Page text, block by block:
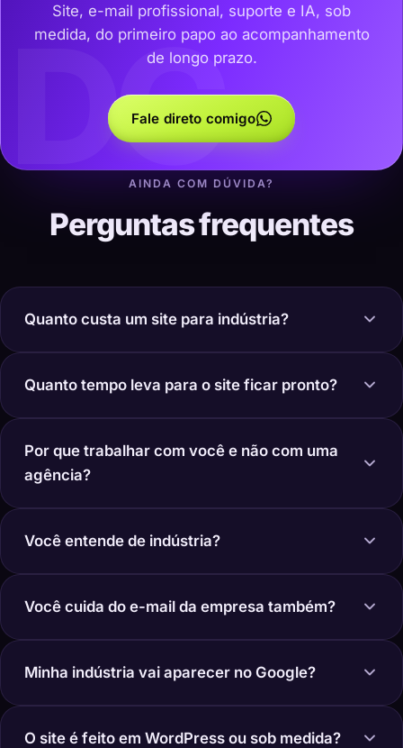
DC
Site, e-mail profissional, suporte e IA, sob
medida, do primeiro papo ao acompanhamento
de longo prazo.
Fale direto comigo
AINDA COM DÚVIDA?
Perguntas frequentes
Quanto custa um site para indústria?
Quanto tempo leva para o site ficar pronto?
Por que trabalhar com você e não com uma
agência?
Você entende de indústria?
Você cuida do e-mail da empresa também?
Minha indústria vai aparecer no Google?
O site é feito em WordPress ou sob medida?